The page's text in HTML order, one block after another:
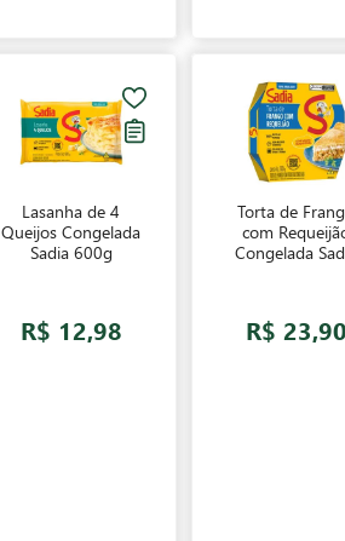
Lasanha de 4
Queijos Congelada
Sadia 600g
R$ 12,98
Torta de
com
Congelada
R$ 23,90